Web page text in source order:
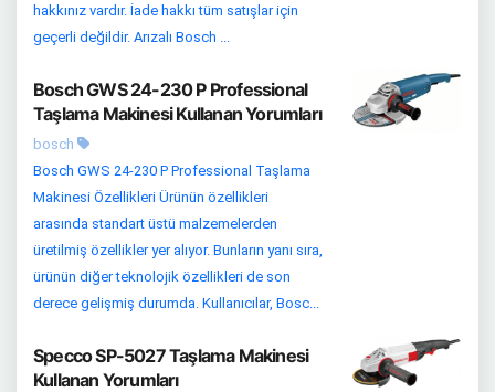
hakkınız vardır. İade hakkı tüm satışlar için
geçerli değildir. Arızalı Bosch ...
Bosch GWS 24-230 P Professional
Taşlama Makinesi Kullanan Yorumları
bosch
Bosch GWS 24-230 P Professional Taşlama
Makinesi Özellikleri Ürünün özellikleri
arasında standart üstü malzemelerden
üretilmiş özellikler yer alıyor. Bunların yanı sıra,
ürünün diğer teknolojik özellikleri de son
derece gelişmiş durumda. Kullanıcılar, Bosc...
Specco SP-5027 Taşlama Makinesi
Kullanan Yorumları